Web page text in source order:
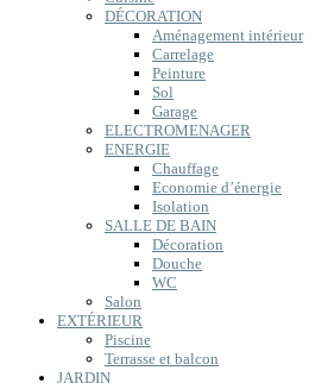
DÉCORATION
Aménagement intérieur
Carrelage
Peinture
Sol
Garage
ELECTROMENAGER
ENERGIE
Chauffage
Economie d’énergie
Isolation
SALLE DE BAIN
Décoration
Douche
WC
Salon
EXTÉRIEUR
Piscine
Terrasse et balcon
JARDIN